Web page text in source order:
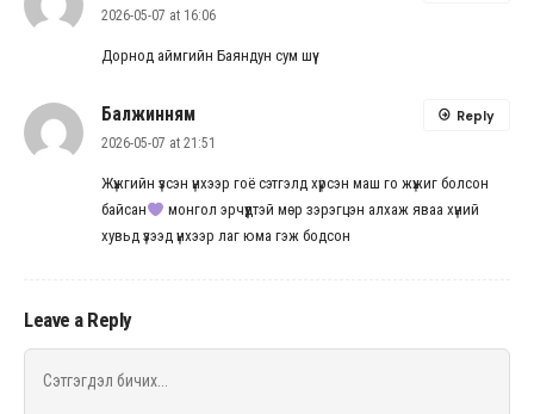
2026-05-07 at 16:06
Дорнод аймгийн Баяндун сум шүү
Балжинням
2026-05-07 at 21:51
Жүжгийн үзсэн үнхээр гоё сэтгэлд хүрсэн маш го жүжиг болсон
байсан
монгол эрчүүдтэй мөр зэрэгцэн алхаж яваа хүний
хувьд үзээд үнхээр лаг юма гэж бодсон
Reply
Leave a Reply